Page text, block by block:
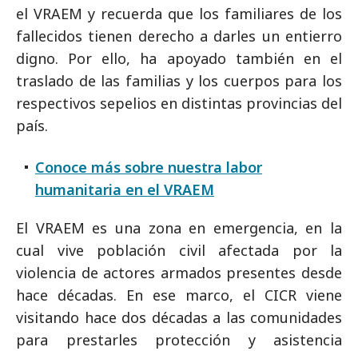
el VRAEM y recuerda que los familiares de los
fallecidos tienen derecho a darles un entierro
digno. Por ello, ha apoyado también en el
traslado de las familias y los cuerpos para los
respectivos sepelios en distintas provincias del
país.
Conoce más sobre nuestra labor
humanitaria en el VRAEM
El VRAEM es una zona en emergencia, en la
cual vive población civil afectada por la
violencia de actores armados presentes desde
hace décadas. En ese marco, el CICR viene
visitando hace dos décadas a las comunidades
para prestarles protección y asistencia